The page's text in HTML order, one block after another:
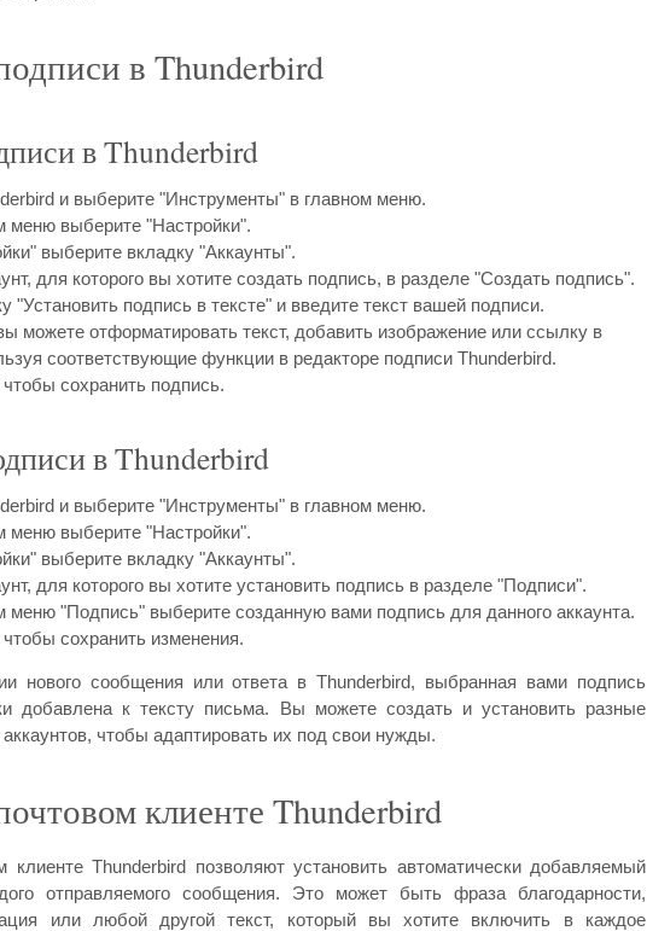
в Thunderbird
в Thunderbird
и выберите "Инструменты" в главном меню.
выберите "Настройки".
выберите вкладку "Аккаунты".
для которого вы хотите создать подпись, в разделе "Создать подпись".
"Установить подпись в тексте" и введите текст вашей подписи.
можете отформатировать текст, добавить изображение или ссылку в
соответствующие функции в редакторе подписи Thunderbird.
сохранить подпись.
в Thunderbird
и выберите "Инструменты" в главном меню.
выберите "Настройки".
выберите вкладку "Аккаунты".
для которого вы хотите установить подпись в разделе "Подписи".
"Подпись" выберите созданную вами подпись для данного аккаунта.
сохранить изменения.
нового сообщения или ответа в Thunderbird, выбранная вами подпись
добавлена к тексту письма. Вы можете создать и установить разные
чтобы адаптировать их под свои нужды.
клиенте Thunderbird
клиенте Thunderbird позволяют установить автоматически добавляемый
отправляемого сообщения. Это может быть фраза благодарности,
или любой другой текст, который вы хотите включить в каждое